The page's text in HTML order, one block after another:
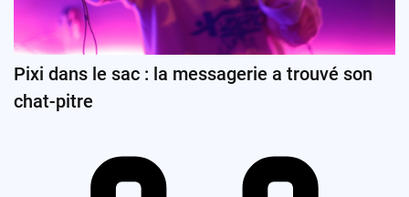
Pixi dans le sac : la messagerie a trouvé son
chat-pitre